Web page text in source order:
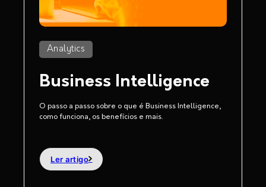
Analytics
Business Intelligence
O passo a passo sobre o que é Business Intelligence,
como funciona, os benefícios e mais.
Ler artigo